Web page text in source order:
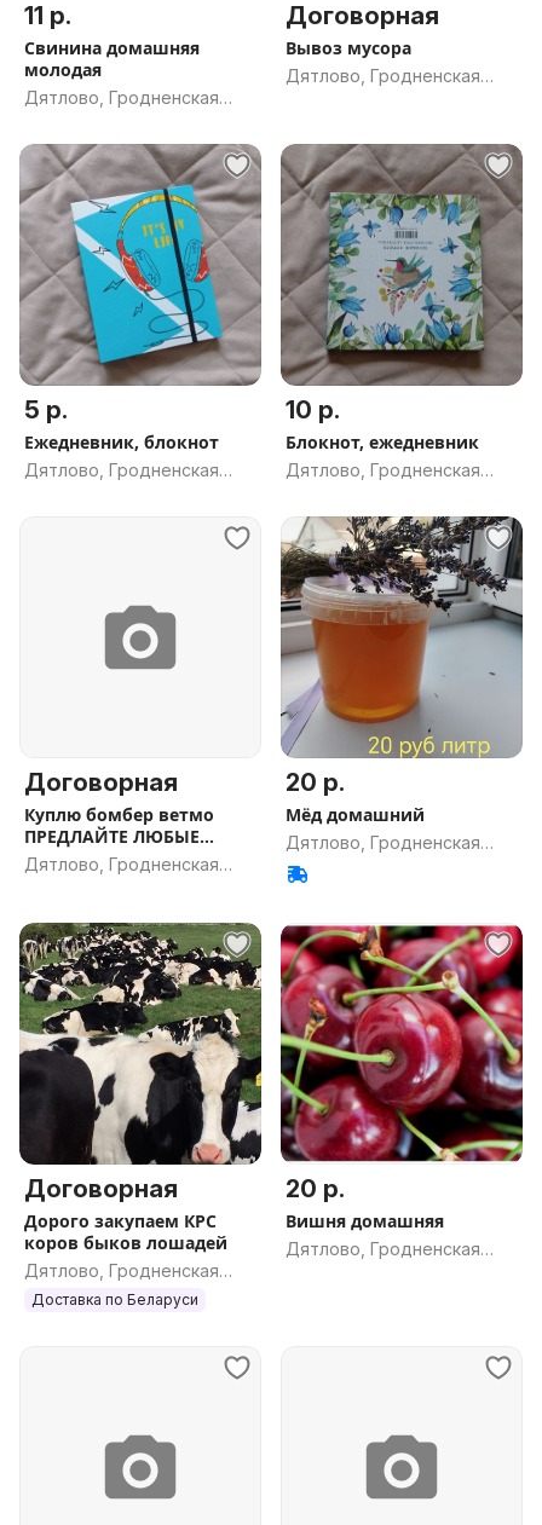
11 р.
Свинина домашняя
молодая
Дятлово, Гродненская
Договорная
Вывоз мусора
Дятлово, Гродненская
5 р.
Ежедневник, блокнот
Дятлово, Гродненская
10 р.
Блокнот, ежедневник
Дятлово, Гродненская
Договорная
Куплю бомбер ветмо
ПРЕДЛАЙТЕ ЛЮБЫЕ
БОМБЕРЫ
Дятлово, Гродненская
20 р.
Мёд домашний
Дятлово, Гродненская
обл.
Договорная
Дорого закупаем КРС
коров быков лошадей
Дятлово, Гродненская
обл.
Доставка по Беларуси
20 р.
Вишня домашняя
Дятлово, Гродненская